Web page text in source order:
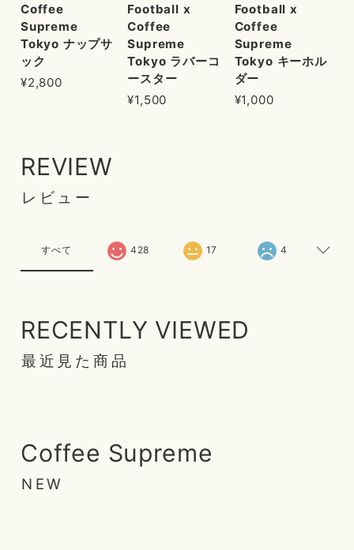
Coffee
Supreme
Tokyo ナップサ
ック
¥2,800
Football x
Coffee
Supreme
Tokyo ラバーコ
ースター
¥1,500
Football x
Coffee
Supreme
Tokyo キーホル
ダー
¥1,000
REVIEW
レビュー
すべて 428 17 4
RECENTLY VIEWED
最近見た商品
Coffee Supreme
NEW